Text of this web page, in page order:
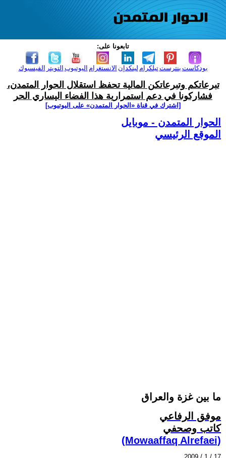
تابعونا على:
الفيسبوك التويتر اليوتيوب الانستغرام لينكدإن تيلكرامبنترست بودكاست
تبرعاتكم وتبرعاتكن المالية تحفظ استقلال الحوار المتمدن،
فشاركونا في دعم استمرارية هذا الفضاء اليساري الحر
[اشترك في قناة ‫«الحوار المتمدن» على اليوتيوب]
الحوار المتمدن - موبايل
الموقع الرئيسي
ما بين غزة والعراق
موفق الرفاعي
كاتب وصحفي
(Mowaaffaq Alrefaei)